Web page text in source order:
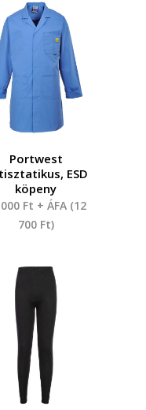
Portwest
ESD
köpeny
Ft + ÁFA (12
700 Ft)